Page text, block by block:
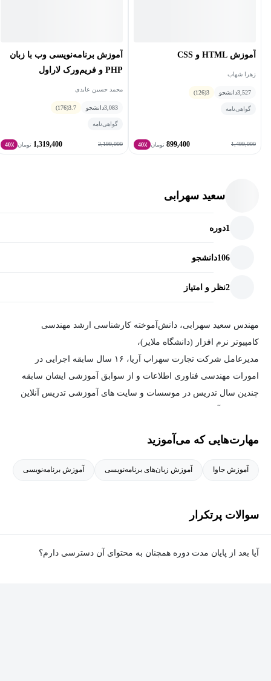
آموزش HTML و CSS
زهرا شهاب
3,527دانشجو 3
(126)
گواهی‌نامه
1,499,000
899,400 تومان 40٪
آموزش برنامه‌نویسی وب با زبان
PHP و فریم‌ورک لاراول
محمد حسین عابدی
3,083دانشجو 3.7
(176)
گواهی‌نامه
2,199,000
1,319,400 تومان 40٪
سعید سهرابی
1دوره
106دانشجو
2نظر و امتیاز
مهندس سعید سهرابی، دانش‌آموخته کارشناسی ارشد مهندسی
کامپیوتر نرم افزار (دانشگاه ملایر)،
مدیرعامل شرکت تجارت سهراب آریا، ۱۶ سال سابقه اجرایی در
امورات مهندسی فناوری اطلاعات و از سوابق آموزشی ایشان سابقه
چندین سال تدریس در موسسات و سایت های آموزشی تدریس آنلاین
مهارت‌هایی که می‌آموزید
آموزش جاوا آموزش زبان‌های برنامه‌نویسی آموزش برنامه‌نویسی
سوالات پرتکرار
آیا بعد از پایان مدت دوره همچنان به محتوای آن دسترسی دارم؟